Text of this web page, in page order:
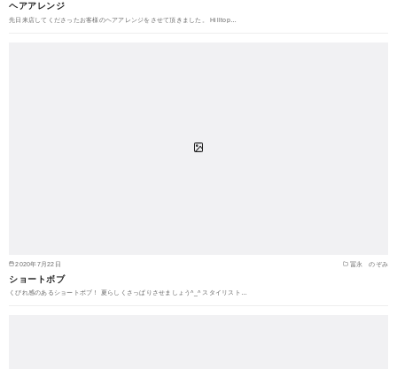
ヘアアレンジ
先日来店してくださったお客様のヘアアレンジをさせて頂きました。 Hilltop…
2020年7月22日 冨永 のぞみ
ショートボブ
くびれ感のあるショートボブ！ 夏らしくさっぱりさせましょう^_^ スタイリスト…